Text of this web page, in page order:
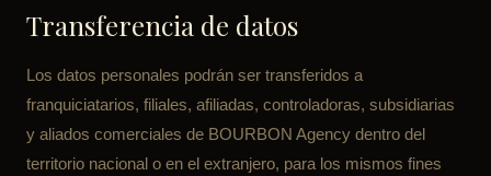
Transferencia de datos
Los datos personales podrán ser transferidos a
franquiciatarios, filiales, afiliadas, controladoras, subsidiarias
y aliados comerciales de BOURBON Agency dentro del
territorio nacional o en el extranjero, para los mismos fines